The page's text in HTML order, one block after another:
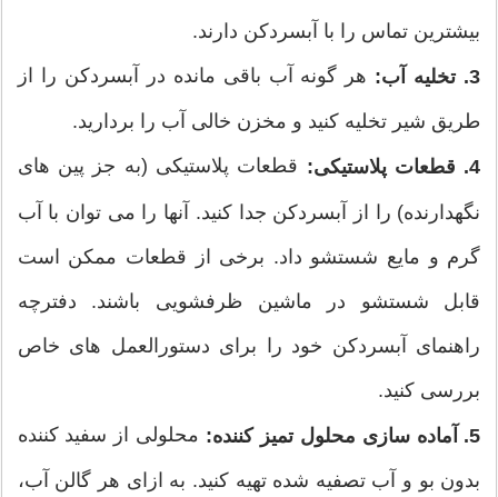
بیشترین تماس را با آبسردکن دارند.
3. تخلیه آب: هر گونه آب باقی مانده در آبسردکن را از
طریق شیر تخلیه کنید و مخزن خالی آب را بردارید.
4. قطعات پلاستیکی: قطعات پلاستیکی (به جز پین های
نگهدارنده) را از آبسردکن جدا کنید. آنها را می توان با آب
گرم و مایع شستشو داد. برخی از قطعات ممکن است
قابل شستشو در ماشین ظرفشویی باشند. دفترچه
راهنمای آبسردکن خود را برای دستورالعمل های خاص
بررسی کنید.
5. آماده سازی محلول تمیز کننده: محلولی از سفید کننده
بدون بو و آب تصفیه شده تهیه کنید. به ازای هر گالن آب،